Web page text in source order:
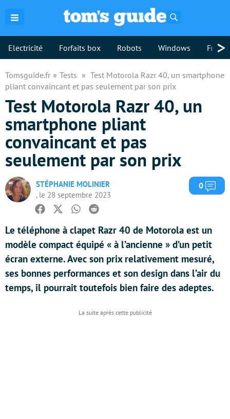
Electricité Forfaits box Robots Windows >
Tomsguide.fr Tests
Test Motorola Razr 40, un smartphone
pliant convaincant et pas seulement par son prix
Test Motorola Razr 40, un
smartphone pliant
convaincant et pas
seulement par son prix
STÉPHANIE MOLINIER
, le 28 septembre 2023
0
Facebook
TwitterWhatsapp
Reddit
Le téléphone à clapet Razr 40 de Motorola est un
modèle compact équipé « à l’ancienne » d’un petit
écran externe. Avec son prix relativement mesuré,
ses bonnes performances et son design dans l’air du
temps, il pourrait toutefois bien faire des adeptes.